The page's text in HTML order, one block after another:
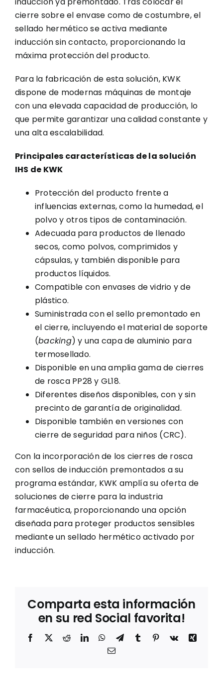
cierre sobre el envase como de costumbre, el
sellado hermético se activa mediante
inducción sin contacto, proporcionando la
máxima protección del producto.
Para la fabricación de esta solución, KWK
dispone de modernas máquinas de montaje
con una elevada capacidad de producción, lo
que permite garantizar una calidad constante y
una alta escalabilidad.
Principales características de la solución
IHS de KWK
Protección del producto frente a
influencias externas, como la humedad, el
polvo y otros tipos de contaminación.
Adecuada para productos de llenado
secos, como polvos, comprimidos y
cápsulas, y también disponible para
productos líquidos.
Compatible con envases de vidrio y de
plástico.
Suministrada con el sello premontado en
el cierre, incluyendo el material de soporte
(backing) y una capa de aluminio para
termosellado.
Disponible en una amplia gama de cierres
de rosca PP28 y GL18.
Diferentes diseños disponibles, con y sin
precinto de garantía de originalidad.
Disponible también en versiones con
cierre de seguridad para niños (CRC).
Con la incorporación de los cierres de rosca
con sellos de inducción premontados a su
programa estándar, KWK amplía su oferta de
soluciones de cierre para la industria
farmacéutica, proporcionando una opción
diseñada para proteger productos sensibles
mediante un sellado hermético activado por
inducción.
Comparta esta información
en su red Social favorita!
Facebook
X RedditLinkedInWhatsApp
TelegramTumblr Pinterest
Vk
Xing
Correo